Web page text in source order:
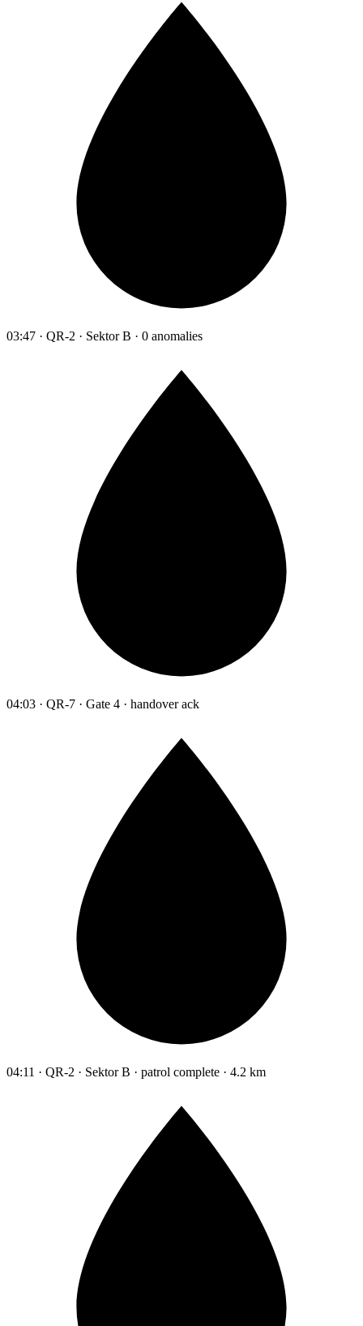
03:47 · QR-2 · Sektor B · 0 anomalies
04:03 · QR-7 · Gate 4 · handover ack
04:11 · QR-2 · Sektor B · patrol complete · 4.2 km